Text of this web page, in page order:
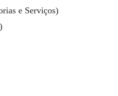
e Serviços)